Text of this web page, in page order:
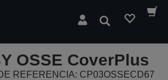
Buscar
OSSE CoverPlus
REFERENCIA: CP03OSSECD67